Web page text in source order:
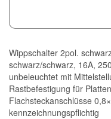
Wippschalter 2pol.
schwarz/schwarz, 16A,
unbeleuchtet mit
Rastbefestigung für
Flachsteckanschlüsse
kennzeichnungspflichtig